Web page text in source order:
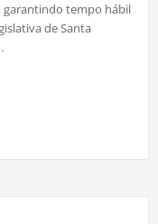
garantindo tempo hábil
de Santa